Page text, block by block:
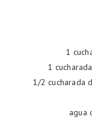
1
1
1/2 cucharada
agua